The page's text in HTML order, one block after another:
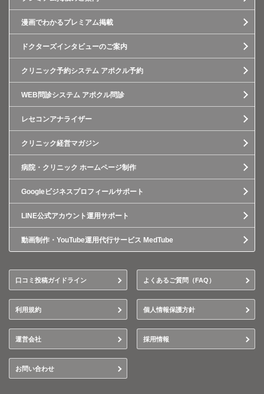
漫画でわかるプレミアム掲載
ドクターズインタビューのご案内
クリニック予約システム アポクル予約
WEB問診システム アポクル問診
レセコンアナライザー
クリニック経営マガジン
病院・クリニック ホームページ制作
Googleビジネスプロフィールサポート
LINE公式アカウント運用サポート
動画制作・YouTube運用代行サービス MedTube
口コミ投稿ガイドライン よくあるご質問（FAQ）
利用規約 個人情報保護方針
運営会社 採用情報
お問い合わせ